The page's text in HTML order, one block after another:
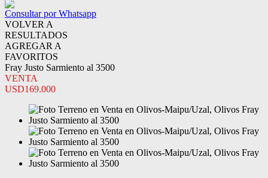
Consultar por Whatsapp
VOLVER A
RESULTADOS
AGREGAR A
FAVORITOS
Fray Justo Sarmiento al 3500
VENTA
USD169.000